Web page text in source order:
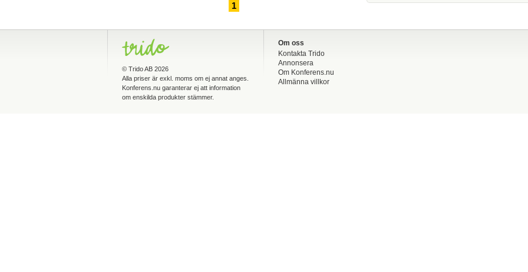
1
© Trido AB 2026
Alla priser är exkl. moms om ej annat anges.
Konferens.nu garanterar ej att information
om enskilda produkter stämmer.
Om oss
Kontakta Trido
Annonsera
Om Konferens.nu
Allmänna villkor